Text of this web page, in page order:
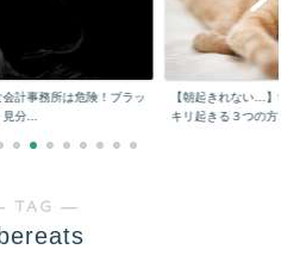
会計事務所は危険！ブラッ
分...
【朝起きれない…】学
キリ起きる３つの方...
TAG ―